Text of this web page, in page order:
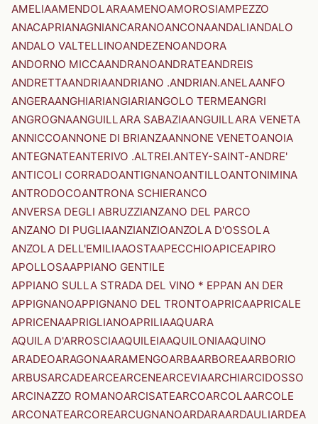
AMELIAAMENDOLARAAMENOAMOROSIAMPEZZO
ANACAPRIANAGNIANCARANOANCONAANDALIANDALO
ANDALO VALTELLINOANDEZENOANDORA
ANDORNO MICCAANDRANOANDRATEANDREIS
ANDRETTAANDRIAANDRIANO .ANDRIAN.ANELAANFO
ANGERAANGHIARIANGIARIANGOLO TERMEANGRI
ANGROGNAANGUILLARA SABAZIAANGUILLARA VENETA
ANNICCOANNONE DI BRIANZAANNONE VENETOANOIA
ANTEGNATEANTERIVO .ALTREI.ANTEY-SAINT-ANDRE'
ANTICOLI CORRADOANTIGNANOANTILLOANTONIMINA
ANTRODOCOANTRONA SCHIERANCO
ANVERSA DEGLI ABRUZZIANZANO DEL PARCO
ANZANO DI PUGLIAANZIANZIOANZOLA D'OSSOLA
ANZOLA DELL'EMILIAAOSTAAPECCHIOAPICEAPIRO
APOLLOSAAPPIANO GENTILE
APPIANO SULLA STRADA DEL VINO * EPPAN AN DER
APPIGNANOAPPIGNANO DEL TRONTOAPRICAAPRICALE
APRICENAAPRIGLIANOAPRILIAAQUARA
AQUILA D'ARROSCIAAQUILEIAAQUILONIAAQUINO
ARADEOARAGONAARAMENGOARBAARBOREAARBORIO
ARBUSARCADEARCEARCENEARCEVIAARCHIARCIDOSSO
ARCINAZZO ROMANOARCISATEARCOARCOLAARCOLE
ARCONATEARCOREARCUGNANOARDARAARDAULIARDEA